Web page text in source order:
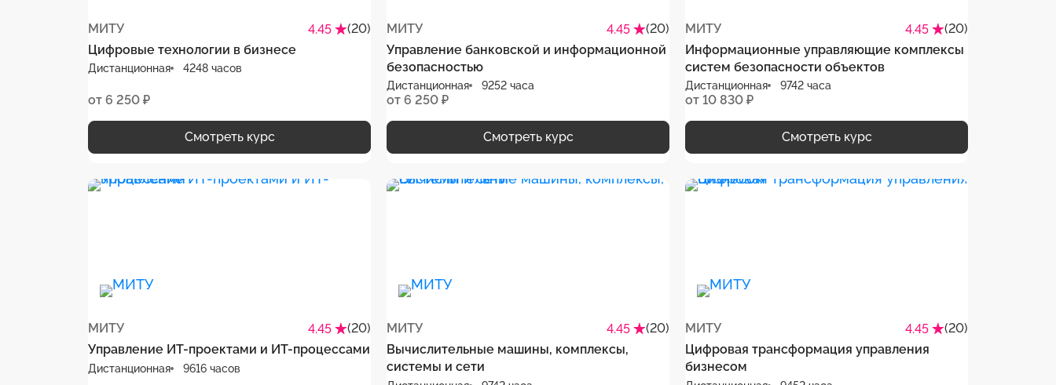
МИТУ 4.45
(20)
Цифровые технологии в бизнесе
Дистанционная 4248 часов
от 6 250 ₽
Смотреть курс
МИТУ 4.45
(20)
Управление банковской и информационной
безопасностью
Дистанционная 9252 часа
от 6 250 ₽
Смотреть курс
МИТУ 4.45
(20)
Информационные управляющие комплексы
систем безопасности объектов
Дистанционная 9742 часа
от 10 830 ₽
Смотреть курс
МИТУ 4.45
(20)
Управление ИТ-проектами и ИТ-процессами
Дистанционная 9616 часов
МИТУ 4.45
(20)
Вычислительные машины, комплексы,
системы и сети
МИТУ 4.45
(20)
Цифровая трансформация управления
бизнесом